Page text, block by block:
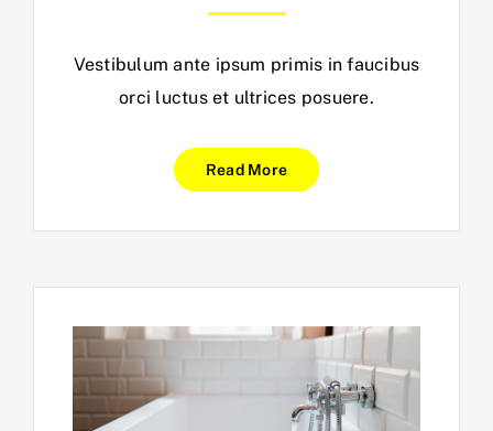
Vestibulum ante ipsum primis in faucibus
orci luctus et ultrices posuere.
Read More